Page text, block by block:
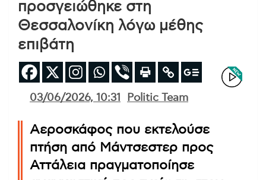
προσγειώθηκε στη
Θεσσαλονίκη λόγω μέθης
επιβάτη
03/06/2026, 10:31 Politic Team
Αεροσκάφος που εκτελούσε
πτήση από Μάντσεστερ προς
Αττάλεια πραγματοποίησε